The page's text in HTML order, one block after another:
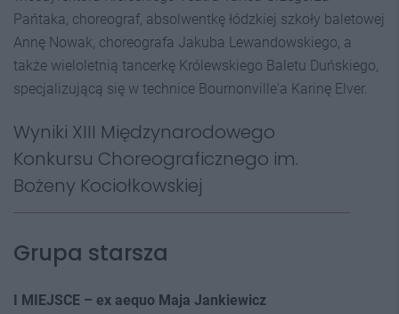
Pańtaka, choreograf, absolwentkę łódzkiej szkoły baletowej
Annę Nowak, choreografa Jakuba Lewandowskiego, a
także wieloletnią tancerkę Królewskiego Baletu Duńskiego,
specjalizującą się w technice Bournonville'a Karinę Elver.
Wyniki XIII Międzynarodowego
Konkursu Choreograficznego im.
Bożeny Kociołkowskiej
Grupa starsza
I MIEJSCE – ex aequo Maja Jankiewicz